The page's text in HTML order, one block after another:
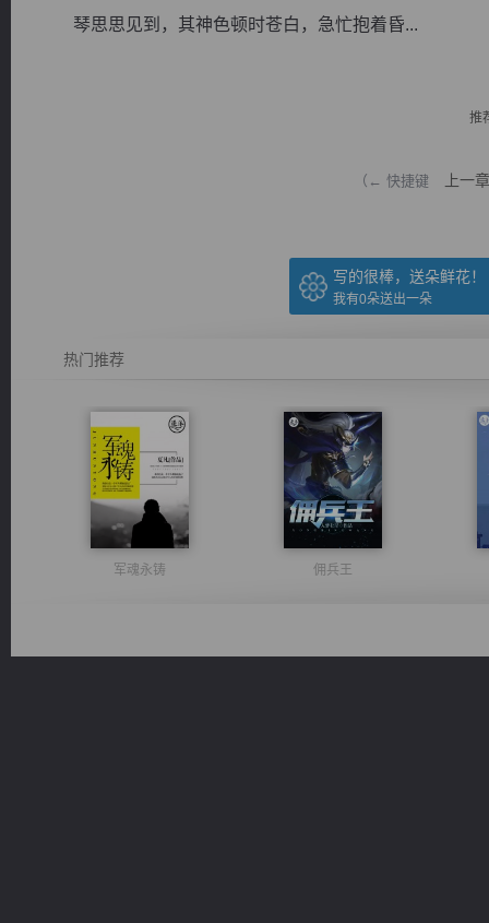
琴思思见到，其神色顿时苍白，急忙抱着昏...
推
（← 快捷键 上一章
写的很棒，送朵鲜花！
我有0朵送出一朵
热门推荐
军魂永铸 佣兵王